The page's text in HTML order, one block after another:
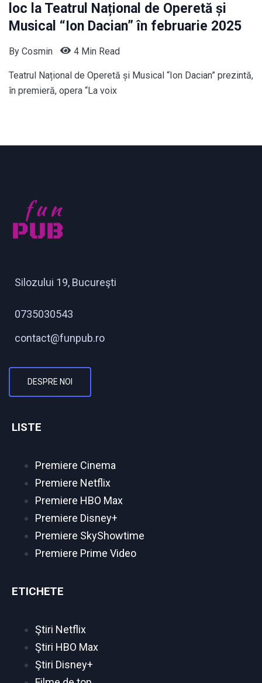
loc la Teatrul Național de Operetă și
Musical “Ion Dacian” în februarie 2025
By Cosmin 4 Min Read
Teatrul Național de Operetă și Musical “Ion Dacian” prezintă,
în premieră, opera “La voix
Silozului 19, Bucureşti
0735030543
contact@funpub.ro
DESPRE NOI
LISTE
Premiere Cinema
Premiere Netflix
Premiere HBO Max
Premiere Disney+
Premiere SkyShowtime
Premiere Prime Video
ETICHETE
Ştiri Netflix
Ştiri HBO Max
Ştiri Disney+